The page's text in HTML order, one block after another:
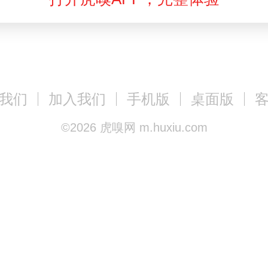
们 加入我们 手机版 桌面版
©2026 虎嗅网 m.huxiu.com